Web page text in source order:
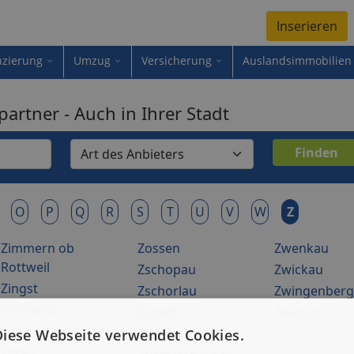
Inserieren
Umzug Versicherung Auslandsimmobilien
- Auch in Ihrer Stadt
O P Q R S T U V W Z
Zimmern ob
Rottweil
Zingst
Zirndorf
Zossen
Zschopau
Zschorlau
Zusamaltheim
Zwenkau
Zwickau
Zwingenberg
Webseite verwendet Cookies.